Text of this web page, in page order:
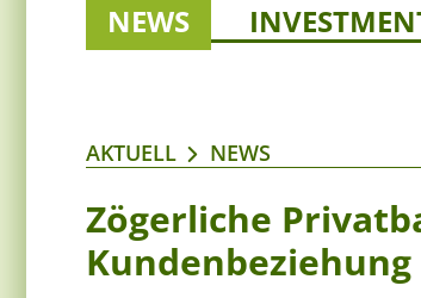
NEWS
AKTUELL NEWS
Zögerliche
Kundenbeziehung